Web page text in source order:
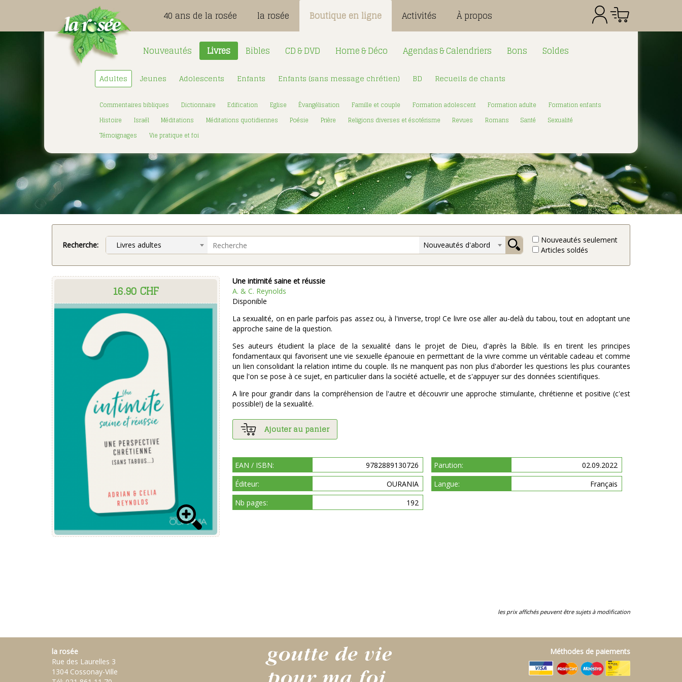
Mot de passe:
Total CHF
40 ans de la rosée la rosée Boutique en ligne Activités À propos
Nouveautés Livres Bibles CD & DVD Home & Déco Agendas & Calendriers Bons Soldes
Adultes Jeunes Adolescents Enfants Enfants (sans message chrétien) BD Recueils de chants
Commentaires bibliques Dictionnaire Edification Eglise Évangélisation Famille et couple Formation adolescent Formation adulte
Formation enfants
Histoire
Israël Méditations Méditations quotidiennes Poésie Prière Religions diverses et ésotérisme Revues Romans Santé
Sexualité
Témoignages
Vie pratique et foi
Recherche: Livres adultes Nouveautés d'abord
Nouveautés seulement
Articles soldés
16.90 CHF
Une intimité saine et réussie
A. & C. Reynolds
Disponible
La sexualité, on en parle parfois pas assez ou, à l'inverse, trop! Ce livre ose aller au-delà du tabou, tout en adoptant une
approche saine de la question.
Ses auteurs étudient la place de la sexualité dans le projet de Dieu, d'après la Bible. Ils en tirent les principes
fondamentaux qui favorisent une vie sexuelle épanouie en permettant de la vivre comme un véritable cadeau et comme
un lien consolidant la relation intime du couple. Ils ne manquent pas non plus d'aborder les questions les plus courantes
que l'on se pose à ce sujet, en particulier dans la société actuelle, et de s'appuyer sur des données scientifiques.
A lire pour grandir dans la compréhension de l'autre et découvrir une approche stimulante, chrétienne et positive (c'est
possible!) de la sexualité.
Ajouter au panier
EAN / ISBN: 9782889130726 Parution:
02.09.2022
Éditeur:
OURANIA Langue:
Français
Nb pages:
192
les prix affichés peuvent être sujets à modification
la rosée
Rue des Laurelles 3
1304 Cossonay-Ville
Méthodes de paiements